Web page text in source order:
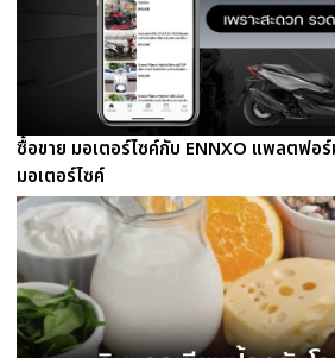
ซื้อขาย มอเตอร์ไซค์กับ ENNXO แพลตฟอ
มอเตอร์ไซค์